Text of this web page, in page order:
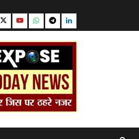
TwitterYouTubeWhatsapp
TelegramLinkedin